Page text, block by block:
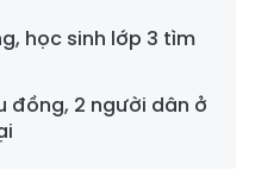
học sinh lớp 3 tìm
đồng, 2 người dân ở